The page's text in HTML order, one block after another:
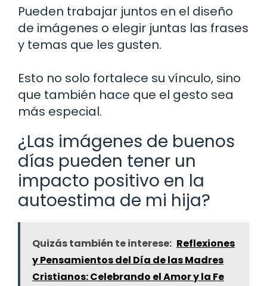
Pueden trabajar juntos en el diseño
de imágenes o elegir juntas las frases
y temas que les gusten.
Esto no solo fortalece su vínculo, sino
que también hace que el gesto sea
más especial.
¿Las imágenes de buenos
días pueden tener un
impacto positivo en la
autoestima de mi hija?
Quizás también te interese: Reflexiones
y Pensamientos del Día de las Madres
Cristianos: Celebrando el Amor y la Fe